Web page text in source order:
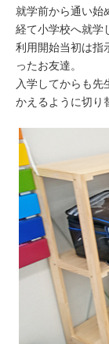
就学前から通い始
経て小学校へ就学
利用開始当初は指
ったお友達。
入学してからも先
かえるように切り